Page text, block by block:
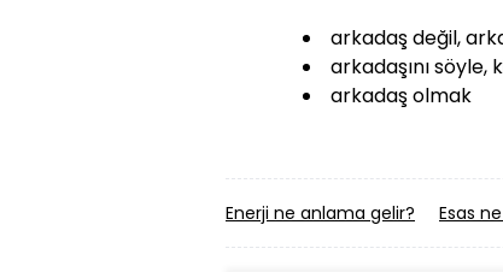
arkadaş değil,
arkadaşını
arkadaş olmak
Enerji ne anlama gelir? Esas